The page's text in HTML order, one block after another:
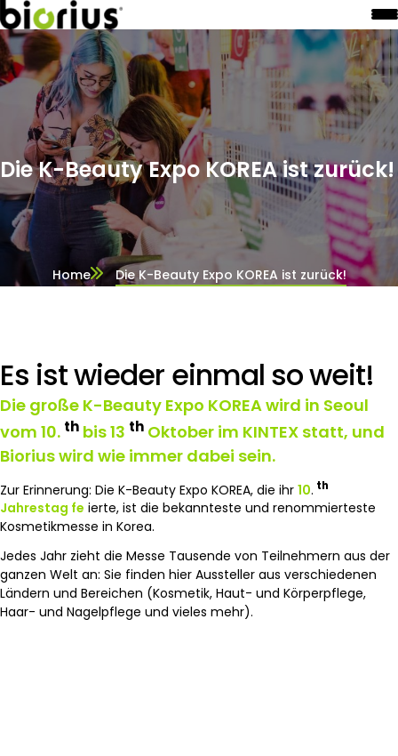
Die K-Beauty Expo KOREA ist zurück!
Home Die K-Beauty Expo KOREA ist zurück!
Es ist wieder einmal so weit!
Die große K-Beauty Expo KOREA wird in Seoul
vom 10. th bis 13 th Oktober im KINTEX statt, und
Biorius wird wie immer dabei sein.
Zur Erinnerung: Die K-Beauty Expo KOREA, die ihr 10. th
Jahrestag fe ierte, ist die bekannteste und renommierteste
Kosmetikmesse in Korea.
Jedes Jahr zieht die Messe Tausende von Teilnehmern aus der
ganzen Welt an: Sie finden hier Aussteller aus verschiedenen
Ländern und Bereichen (Kosmetik, Haut- und Körperpflege,
Haar- und Nagelpflege und vieles mehr).